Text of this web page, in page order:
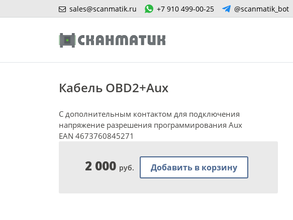
sales@scanmatik.ru +7 910 499-00-25 @scanmatik_bot
Кабель OBD2+Aux
С дополнительным контактом для подключения
напряжение разрешения программирования Aux
EAN 4673760845271
2 000 руб. Добавить в корзину